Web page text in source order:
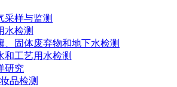
采样与监测
水检测
、固体废弃物和地下水检测
和工艺用水检测
研究
品检测